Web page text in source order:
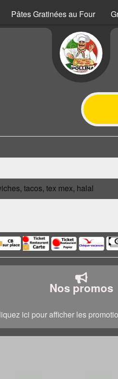
Pâtes Gratinées au Four
tacos, tex mex, halal
Nos promos
ici pour afficher les